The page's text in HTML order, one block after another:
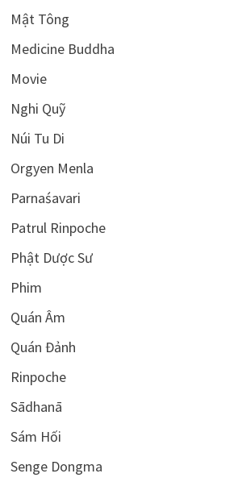
Mật Tông
Medicine Buddha
Movie
Nghi Quỹ
Núi Tu Di
Orgyen Menla
Parnaśavari
Patrul Rinpoche
Phật Dược Sư
Phim
Quán Âm
Quán Đảnh
Rinpoche
Sādhanā
Sám Hối
Senge Dongma